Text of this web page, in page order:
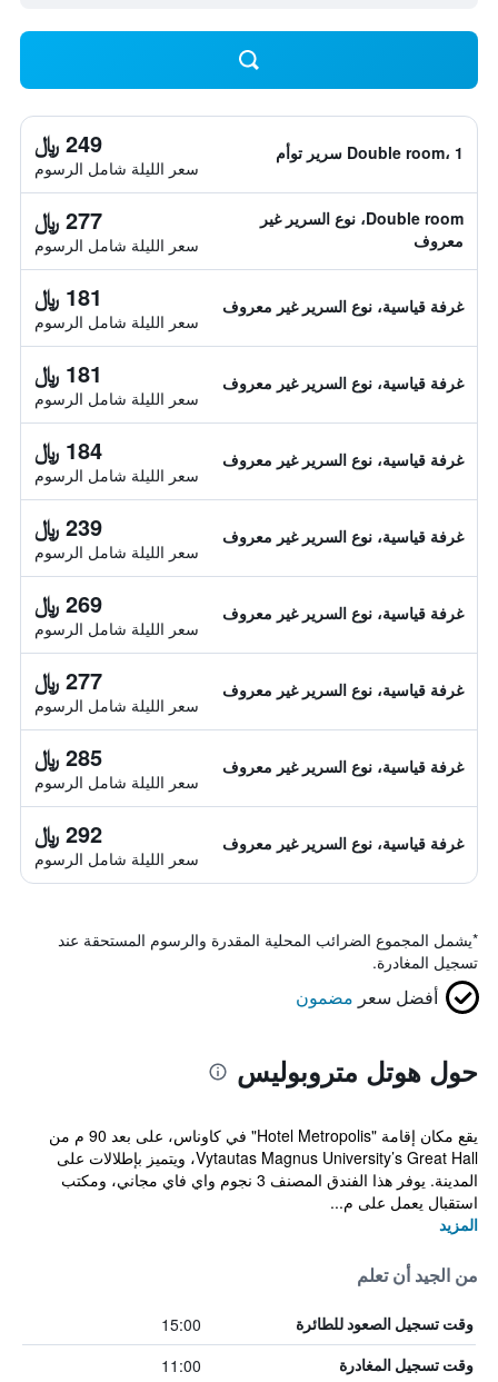
Double room، 1 سرير توأم 249 ﷼
سعر الليلة شامل الرسوم
Double room، نوع السرير غير
معروف
277 ﷼
سعر الليلة شامل الرسوم
غرفة قياسية، نوع السرير غير معروف 181 ﷼
سعر الليلة شامل الرسوم
غرفة قياسية، نوع السرير غير معروف 181 ﷼
سعر الليلة شامل الرسوم
غرفة قياسية، نوع السرير غير معروف 184 ﷼
سعر الليلة شامل الرسوم
غرفة قياسية، نوع السرير غير معروف 239 ﷼
سعر الليلة شامل الرسوم
غرفة قياسية، نوع السرير غير معروف 269 ﷼
سعر الليلة شامل الرسوم
غرفة قياسية، نوع السرير غير معروف 277 ﷼
سعر الليلة شامل الرسوم
غرفة قياسية، نوع السرير غير معروف 285 ﷼
سعر الليلة شامل الرسوم
غرفة قياسية، نوع السرير غير معروف 292 ﷼
سعر الليلة شامل الرسوم
*يشمل المجموع الضرائب المحلية المقدرة والرسوم المستحقة عند
تسجيل المغادرة.
أفضل سعر مضمون
حول هوتل متروبوليس
يقع مكان إقامة "Hotel Metropolis" في كاوناس، على بعد 90 م من
Vytautas Magnus University’s Great Hall، ويتميز بإطلالات على
المدينة. يوفر هذا الفندق المصنف 3 نجوم واي فاي مجاني، ومكتب
استقبال يعمل على م...
المزيد
من الجيد أن تعلم
وقت تسجيل الصعود للطائرة 15:00
وقت تسجيل المغادرة 11:00